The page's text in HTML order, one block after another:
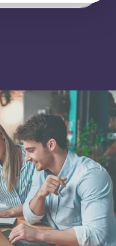
Français
Anglais
Anglais
Anglais